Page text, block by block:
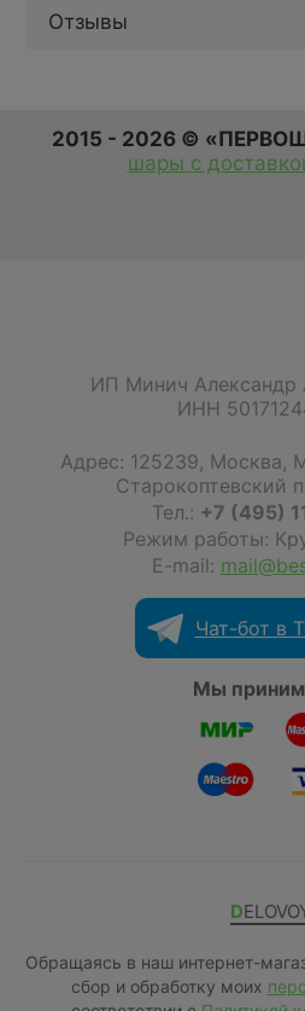
Отзывы
2015 - 2026 ©
шары с
ИП Минич Александр
ИНН
Адрес: 125239, Москва,
Старокоптевский
Тел.: +7 (495)
Режим работы:
E-mail:
Чат-бот в
Мы
Обращаясь в наш интернет-
сбор и обработку моих